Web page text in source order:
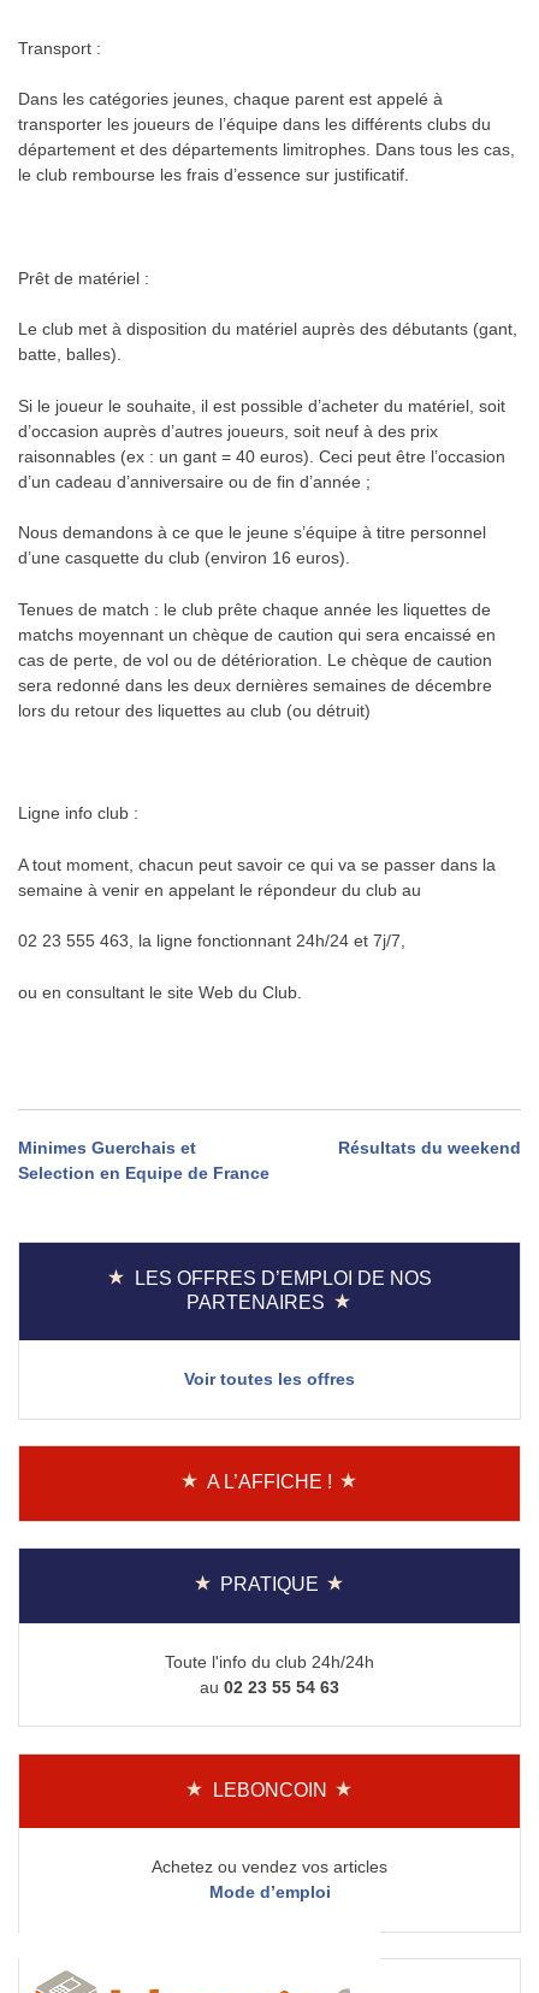
Transport :
Dans les catégories jeunes, chaque parent est appelé à
transporter les joueurs de l’équipe dans les différents clubs du
département et des départements limitrophes. Dans tous les cas,
le club rembourse les frais d’essence sur justificatif.
Prêt de matériel :
Le club met à disposition du matériel auprès des débutants (gant,
batte, balles).
Si le joueur le souhaite, il est possible d’acheter du matériel, soit
d’occasion auprès d’autres joueurs, soit neuf à des prix
raisonnables (ex : un gant = 40 euros). Ceci peut être l’occasion
d’un cadeau d’anniversaire ou de fin d’année ;
Nous demandons à ce que le jeune s’équipe à titre personnel
d’une casquette du club (environ 16 euros).
Tenues de match : le club prête chaque année les liquettes de
matchs moyennant un chèque de caution qui sera encaissé en
cas de perte, de vol ou de détérioration. Le chèque de caution
sera redonné dans les deux dernières semaines de décembre
lors du retour des liquettes au club (ou détruit)
Ligne info club :
A tout moment, chacun peut savoir ce qui va se passer dans la
semaine à venir en appelant le répondeur du club au
02 23 555 463, la ligne fonctionnant 24h/24 et 7j/7,
ou en consultant le site Web du Club.
Navigation
l’article
Minimes Guerchais et
Selection en Equipe de France
Résultats du weekend
LES OFFRES D’EMPLOI DE NOS
PARTENAIRES
Voir toutes les offres
A L’AFFICHE !
PRATIQUE
Toute l'info du club 24h/24h
au 02 23 55 54 63
LEBONCOIN
Achetez ou vendez vos articles
Mode d’emploi